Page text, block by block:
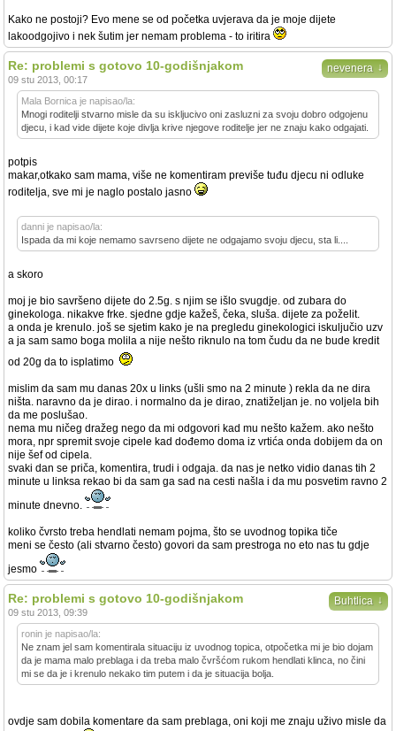
Kako ne postoji? Evo mene se od početka uvjerava da je moje dijete
lakoodgojivo i nek šutim jer nemam problema - to iritira
nevenera ↓
Re: problemi s gotovo 10-godišnjakom
09 stu 2013, 00:17
Mala Bornica je napisao/la:
Mnogi roditelji stvarno misle da su iskljucivo oni zasluzni za svoju dobro odgojenu
djecu, i kad vide dijete koje divlja krive njegove roditelje jer ne znaju kako odgajati.
potpis
makar,otkako sam mama, više ne komentiram previše tuđu djecu ni odluke
roditelja, sve mi je naglo postalo jasno
danni je napisao/la:
Ispada da mi koje nemamo savrseno dijete ne odgajamo svoju djecu, sta li....
a skoro
moj je bio savršeno dijete do 2.5g. s njim se išlo svugdje. od zubara do
ginekologa. nikakve frke. sjedne gdje kažeš, čeka, sluša. dijete za poželit.
a onda je krenulo. još se sjetim kako je na pregledu ginekologici iskuljučio uzv
a ja sam samo boga molila a nije nešto riknulo na tom čudu da ne bude kredit
od 20g da to isplatimo
mislim da sam mu danas 20x u links (ušli smo na 2 minute ) rekla da ne dira
ništa. naravno da je dirao. i normalno da je dirao, znatiželjan je. no voljela bih
da me poslušao.
nema mu ničeg dražeg nego da mi odgovori kad mu nešto kažem. ako nešto
mora, npr spremit svoje cipele kad dođemo doma iz vrtića onda dobijem da on
nije šef od cipela.
svaki dan se priča, komentira, trudi i odgaja. da nas je netko vidio danas tih 2
minute u linksa rekao bi da sam ga sad na cesti našla i da mu posvetim ravno 2
minute dnevno.
koliko čvrsto treba hendlati nemam pojma, što se uvodnog topika tiče
meni se često (ali stvarno često) govori da sam prestroga no eto nas tu gdje
jesmo
Buhtlica ↓
Re: problemi s gotovo 10-godišnjakom
09 stu 2013, 09:39
ronin je napisao/la:
Ne znam jel sam komentirala situaciju iz uvodnog topica, otpočetka mi je bio dojam
da je mama malo preblaga i da treba malo čvršćom rukom hendlati klinca, no čini
mi se da je i krenulo nekako tim putem i da je situacija bolja.
ovdje sam dobila komentare da sam preblaga, oni koji me znaju uživo misle da